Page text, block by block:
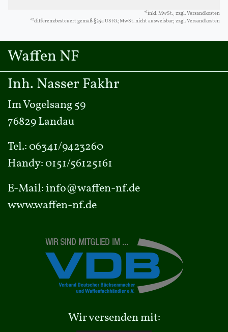
*1inkl. MwSt.; zzgl. Versandkosten
*2differenzbesteuert gemäß §25a UStG.;MwSt. nicht ausweisbar; zzgl. Versandkosten
Waffen NF
Inh. Nasser Fakhr
Im Vogelsang 59
76829 Landau
Tel.:06341/9423260
Handy:0151/56125161
E-Mail:info@waffen-nf.de
www.waffen-nf.de
Wir versenden mit: